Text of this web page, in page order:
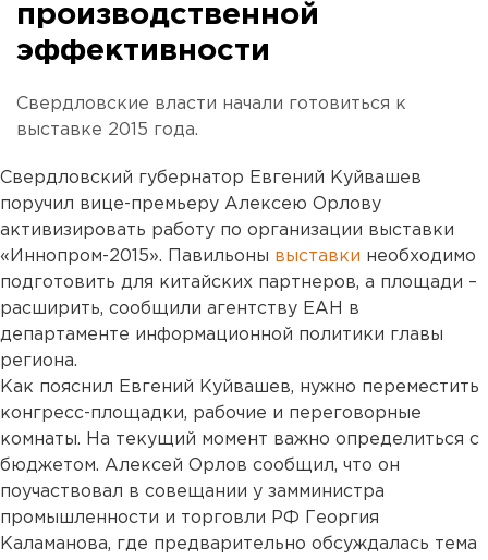
производственной
эффективности
Свердловские власти начали готовиться к
выставке 2015 года.
Свердловский губернатор Евгений Куйвашев
поручил вице-премьеру Алексею Орлову
активизировать работу по организации выставки
«Иннопром-2015». Павильоны выставки необходимо
подготовить для китайских партнеров, а площади –
расширить, сообщили агентству ЕАН в
департаменте информационной политики главы
региона.
Как пояснил Евгений Куйвашев, нужно переместить
конгресс-площадки, рабочие и переговорные
комнаты. На текущий момент важно определиться с
бюджетом. Алексей Орлов сообщил, что он
поучаствовал в совещании у замминистра
промышленности и торговли РФ Георгия
Каламанова, где предварительно обсуждалась тема